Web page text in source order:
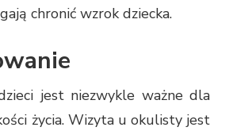
chronić wzrok dziecka.
jest niezwykle ważne dla
życia. Wizyta u okulisty jest